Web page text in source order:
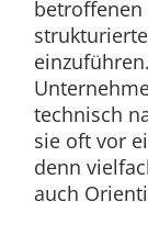
technisch
sie oft vor
denn
auch